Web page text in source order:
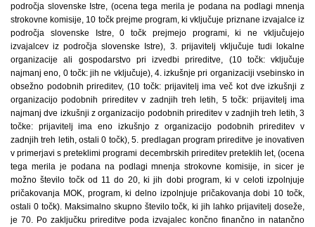
področja slovenske Istre, (ocena tega merila je podana na podlagi mnenja
strokovne komisije, 10 točk prejme program, ki vključuje priznane izvajalce iz
področja slovenske Istre, 0 točk prejmejo programi, ki ne vključujejo
izvajalcev iz področja slovenske Istre), 3. prijavitelj vključuje tudi lokalne
organizacije ali gospodarstvo pri izvedbi prireditve, (10 točk: vključuje
najmanj eno, 0 točk: jih ne vključuje), 4. izkušnje pri organizaciji vsebinsko in
obsežno podobnih prireditev, (10 točk: prijavitelj ima več kot dve izkušnji z
organizacijo podobnih prireditev v zadnjih treh letih, 5 točk: prijavitelj ima
najmanj dve izkušnji z organizacijo podobnih prireditev v zadnjih treh letih, 3
točke: prijavitelj ima eno izkušnjo z organizacijo podobnih prireditev v
zadnjih treh letih, ostali 0 točk), 5. predlagan program prireditve je inovativen
v primerjavi s preteklimi programi decembrskih prireditev preteklih let, (ocena
tega merila je podana na podlagi mnenja strokovne komisije, in sicer je
možno število točk od 11 do 20, ki jih dobi program, ki v celoti izpolnjuje
pričakovanja MOK, program, ki delno izpolnjuje pričakovanja dobi 10 točk,
ostali 0 točk). Maksimalno skupno število točk, ki jih lahko prijavitelj doseže,
je 70. Po zaključku prireditve poda izvajalec končno finančno in natančno